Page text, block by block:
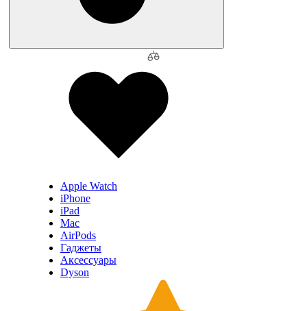
Apple Watch
iPhone
iPad
Mac
AirPods
Гаджеты
Аксессуары
Dyson